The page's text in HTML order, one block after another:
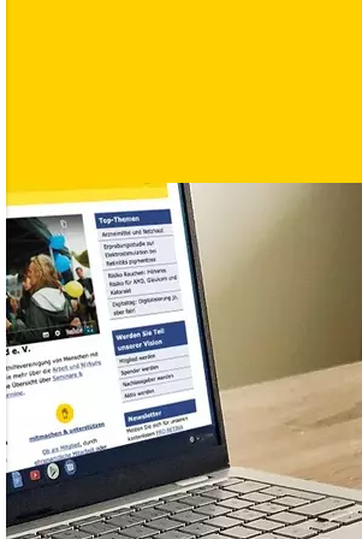
Formaten an
dieses bestellen bzw. herunterladen